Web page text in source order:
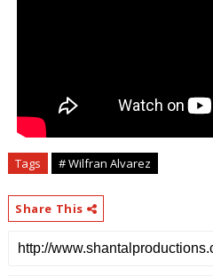
Tags # Wilfran Alvarez
Share This